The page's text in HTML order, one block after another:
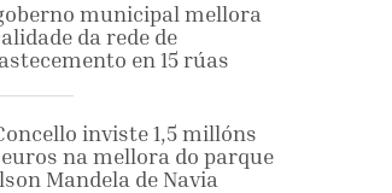
municipal mellora
da rede de
en 15 rúas
inviste 1,5 millóns
euros na mellora do parque
Mandela de Navia